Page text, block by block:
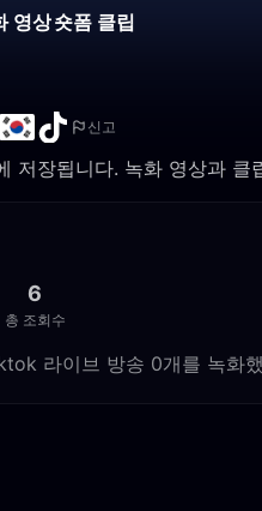
영상숏폼 클립
신고
저장됩니다. 녹화 영상과 클
6
총 조회수
라이브 방송 0개를 녹화